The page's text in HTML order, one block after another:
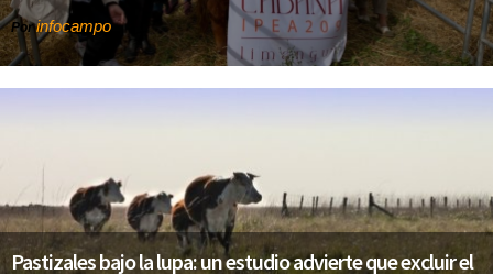
Porinfocampo
Pastizales bajo la lupa: un estudio advierte que excluir el